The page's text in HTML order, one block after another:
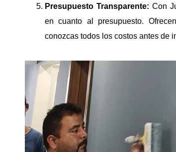
Presupuesto Transparente: Con
en cuanto al presupuesto.
conozcas todos los costos antes de